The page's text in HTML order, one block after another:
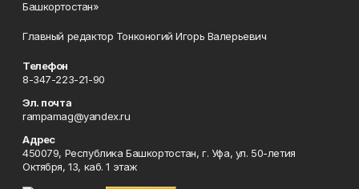
Башкортостан»
Главный редактор Тонконогий Игорь Валерьевич
Телефон
8-347-223-21-90
Эл. почта
rampamag@yandex.ru
Адрес
450079, Республика Башкортостан, г. Уфа, ул. 50-летия
Октября, 13, каб. 1 этаж